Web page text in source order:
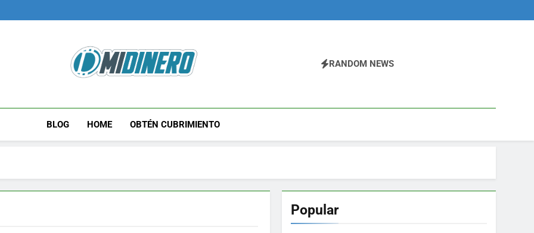
Midinero.co
RANDOM NEWS
BLOG HOME OBTÉN CUBRIMIENTO
Popular